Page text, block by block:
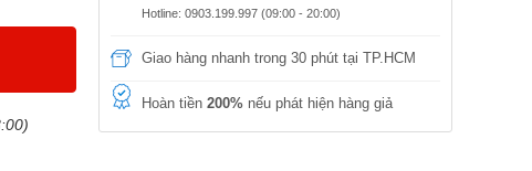
Hotline: 0903.199.997 (09:00 - 20:00)
Giao hàng nhanh trong 30 phút tại TP.HCM
Hoàn tiền 200% nếu phát hiện hàng giả